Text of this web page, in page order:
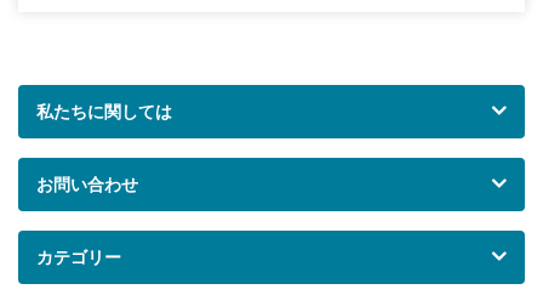
私たちに関しては
お問い合わせ
カテゴリー